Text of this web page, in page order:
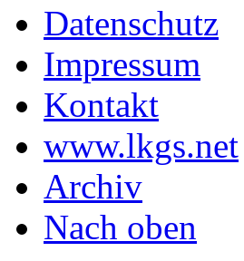
Datenschutz
Impressum
Kontakt
www.lkgs.net
Archiv
Nach oben